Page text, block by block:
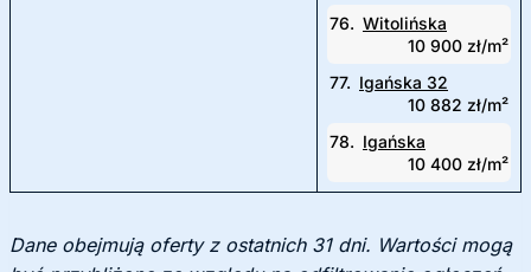
76. Witolińska
10 900 zł/m²
77. Igańska 32
10 882 zł/m²
78. Igańska
10 400 zł/m²
Dane obejmują oferty z ostatnich 31 dni. Wartości mogą